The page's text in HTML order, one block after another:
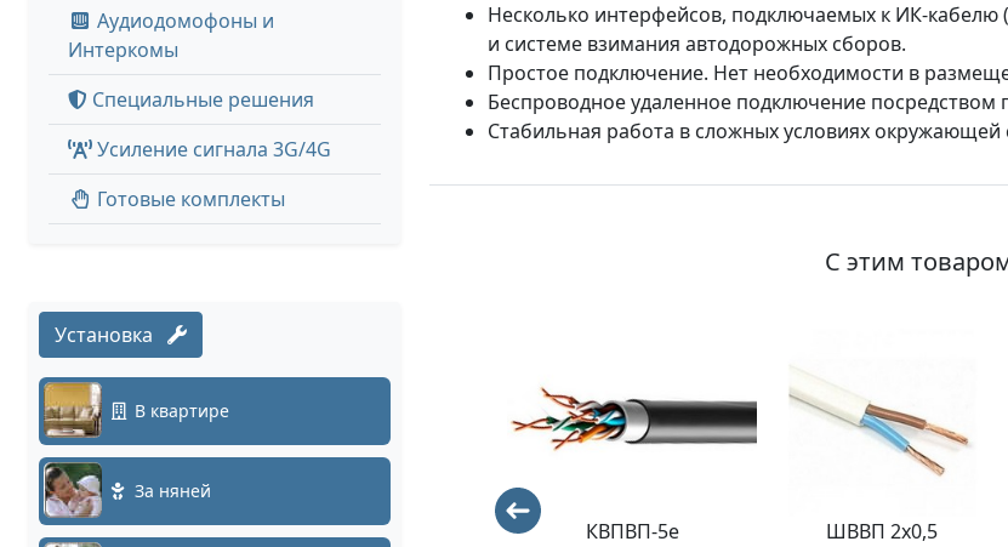
Аудиодомофоны и
Интеркомы
Специальные решения
Усиление сигнала 3G/4G
Готовые комплекты
Установка
В квартире
За няней
Несколько интерфейсов, подключаемых к ИК-кабелю
и системе взимания автодорожных сборов.
Простое подключение. Нет необходимости в
Беспроводное удаленное подключение посредством
Стабильная работа в сложных условиях
С этим
PERCo-GM3
TR-D3122ZIR2
КВПВП-5e
ШВВП 2х0,5